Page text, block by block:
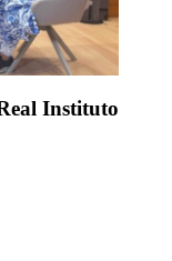
Instituto